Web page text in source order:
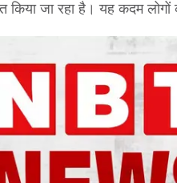
किया जा रहा है। यह कदम